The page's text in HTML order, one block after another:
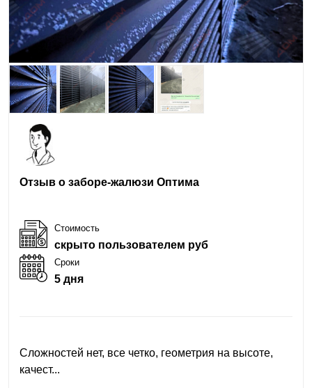
Отзыв о заборе-жалюзи Оптима
Стоимость
скрыто пользователем руб
Сроки
5 дня
Сложностей нет, все четко, геометрия на высоте,
качест...